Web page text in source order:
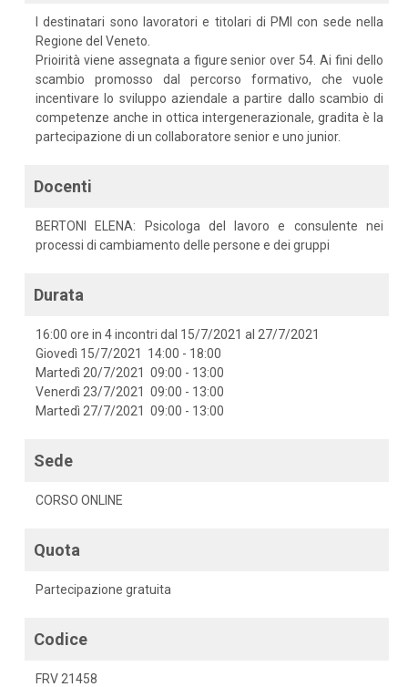
I destinatari sono lavoratori e titolari di PMI con sede nella
Regione del Veneto.
Prioirità viene assegnata a figure senior over 54. Ai fini dello
scambio promosso dal percorso formativo, che vuole
incentivare lo sviluppo aziendale a partire dallo scambio di
competenze anche in ottica intergenerazionale, gradita è la
partecipazione di un collaboratore senior e uno junior.
Docenti
BERTONI ELENA: Psicologa del lavoro e consulente nei
processi di cambiamento delle persone e dei gruppi
Durata
16:00 ore in 4 incontri dal 15/7/2021 al 27/7/2021
Giovedì 15/7/2021 14:00 - 18:00
Martedì 20/7/2021 09:00 - 13:00
Venerdì 23/7/2021 09:00 - 13:00
Martedì 27/7/2021 09:00 - 13:00
Sede
CORSO ONLINE
Quota
Partecipazione gratuita
Codice
FRV 21458